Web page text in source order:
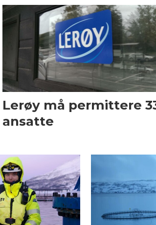
Lerøy må permittere
ansatte